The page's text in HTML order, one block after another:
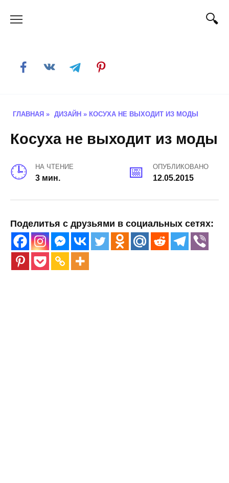
ГЛАВНАЯ » ДИЗАЙН » КОСУХА НЕ ВЫХОДИТ ИЗ МОДЫ
Косуха не выходит из моды
НА ЧТЕНИЕ
3 мин.
ОПУБЛИКОВАНО
12.05.2015
Поделитья с друзьями в социальных сетях: